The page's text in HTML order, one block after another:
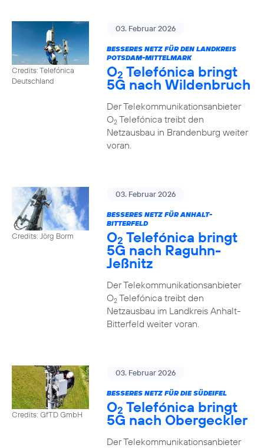
Credits: Telefónica
Deutschland
03. Februar 2026
BESSERES NETZ FÜR DEN LANDKREIS
POTSDAM-MITTELMARK
O2 Telefónica bringt
5G nach Wildenbruch
Der Telekommunikationsanbieter
O2Telefónica treibt den
Netzausbau in Brandenburg weiter
voran.
Credits: Jörg Borm
03. Februar 2026
BESSERES NETZ FÜR ANHALT-
BITTERFELD
O2 Telefónica bringt
5G nach Raguhn-
Jeßnitz
Der Telekommunikationsanbieter
O2Telefónica treibt den
Netzausbau im Landkreis Anhalt-
Bitterfeld weiter voran.
Credits: GfTD GmbH
03. Februar 2026
BESSERES NETZ FÜR DIE SÜDEIFEL
O2 Telefónica bringt
5G nach Obergeckler
Der Telekommunikationsanbieter